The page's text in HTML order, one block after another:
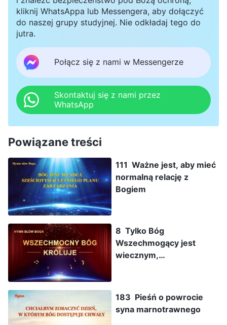
kliknij WhatsAppa lub Messengera, aby dołączyć
do naszej grupy studyjnej. Nie odkładaj tego do
jutra.
Połącz się z nami w Messengerze
Skontaktuj się z nami przez
WhatsApp
Powiązane treści
111 Ważne jest, aby mieć
normalną relację z
Bogiem
8 Tylko Bóg
Wszechmogący jest
wiecznym,
183 Pieśń o powrocie
syna marnotrawnego